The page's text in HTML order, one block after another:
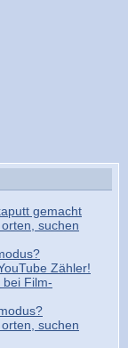
gemacht
suchen
Zähler!
bei Film-
suchen